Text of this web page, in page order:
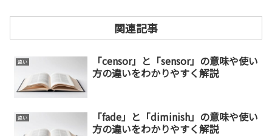
関連記事
違い
「censor」と「sensor」の意味や使い
方の違いをわかりやすく解説
違い
「fade」と「diminish」の意味や使い
方の違いをわかりやすく解説